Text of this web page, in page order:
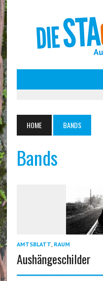
HOME BANDS
Bands
AMTSBLATT, RAUM
Aushängeschilder